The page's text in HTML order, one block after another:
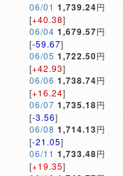
06/01 1,739.24円
[+40.38]
06/04 1,679.57円
[-59.67]
06/05 1,722.50円
[+42.93]
06/06 1,738.74円
[+16.24]
06/07 1,735.18円
[-3.56]
06/08 1,714.13円
[-21.05]
06/11 1,733.48円
[+19.35]